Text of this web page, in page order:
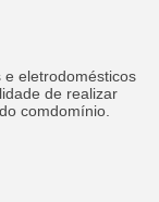
eletrodomésticos
de realizar
comdomínio.